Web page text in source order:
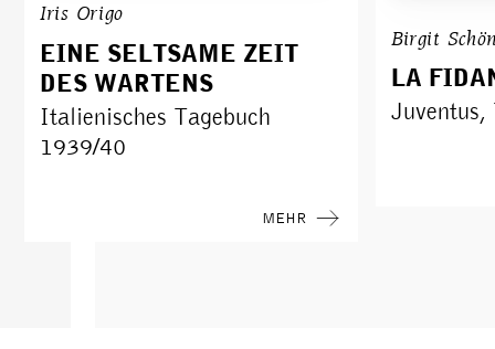
Iris Origo
EINE SELTSAME ZEIT
DES WARTENS
Italienisches Tagebuch
1939/40
MEHR
Birgit
LA